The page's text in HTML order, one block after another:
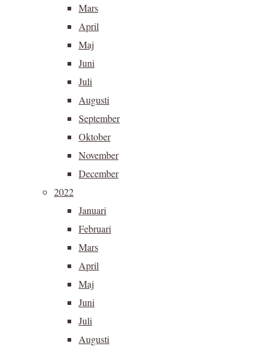
Mars
April
Maj
Juni
Juli
Augusti
September
Oktober
November
December
2022
Januari
Februari
Mars
April
Maj
Juni
Juli
Augusti